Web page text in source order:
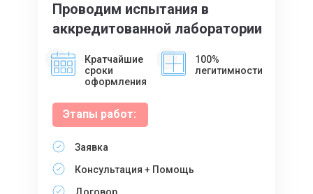
Проводим испытания в
аккредитованной лаборатории
Кратчайшие
сроки
оформления
100%
легитимности
Заявка
Этапы работ:
Консультация + Помощь